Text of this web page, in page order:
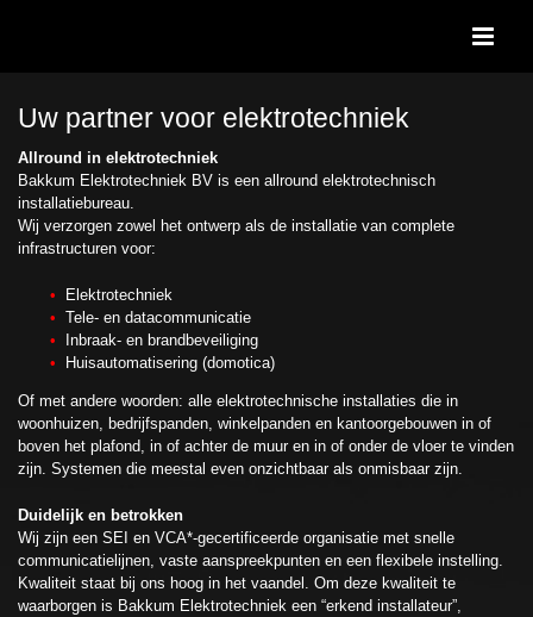
Uw partner voor elektrotechniek
Allround in elektrotechniek
Bakkum Elektrotechniek BV is een allround elektrotechnisch
installatiebureau.
Wij verzorgen zowel het ontwerp als de installatie van complete
infrastructuren voor:
Elektrotechniek
Tele- en datacommunicatie
Inbraak- en brandbeveiliging
Huisautomatisering (domotica)
Of met andere woorden: alle elektrotechnische installaties die in
woonhuizen, bedrijfspanden, winkelpanden en kantoorgebouwen in of
boven het plafond, in of achter de muur en in of onder de vloer te vinden
zijn. Systemen die meestal even onzichtbaar als onmisbaar zijn.
Duidelijk en betrokken
Wij zijn een SEI en VCA*-gecertificeerde organisatie met snelle
communicatielijnen, vaste aanspreekpunten en een flexibele instelling.
Kwaliteit staat bij ons hoog in het vaandel. Om deze kwaliteit te
waarborgen is Bakkum Elektrotechniek een “erkend installateur”,